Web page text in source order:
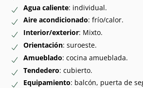
Agua caliente: individual.
Aire acondicionado: frío/calor.
Interior/exterior: Mixto.
Orientación: suroeste.
Amueblado: cocina amueblada.
Tendedero: cubierto.
Equipamiento: balcón, puerta de